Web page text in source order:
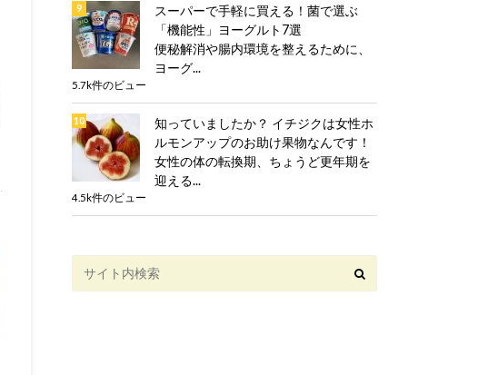
スーパーで手軽に買える！菌で選ぶ
「機能性」ヨーグルト7選
便秘解消や腸内環境を整えるために、
ヨーグ...
5.7k件のビュー
知っていましたか？ イチジクは女性ホ
ルモンアップのお助け果物なんです！
女性の体の転換期、ちょうど更年期を
迎える...
4.5k件のビュー